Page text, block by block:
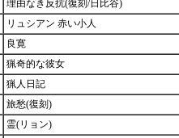
理由なき反抗(復刻/日比谷)
リュシアン 赤い小人
良寛
猟奇的な彼女
猟人日記
旅愁(復刻)
霊(リョン)